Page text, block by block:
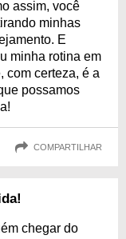
assim, você
minhas
E
minha rotina em
com certeza, é a
possamos
COMPARTILHAR
chegar do